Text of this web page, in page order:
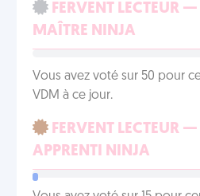
FERVENT LECTEUR
MAÎTRE NINJA
Vous avez voté sur 50 pour
VDM à ce jour.
FERVENT LECTEUR
APPRENTI NINJA